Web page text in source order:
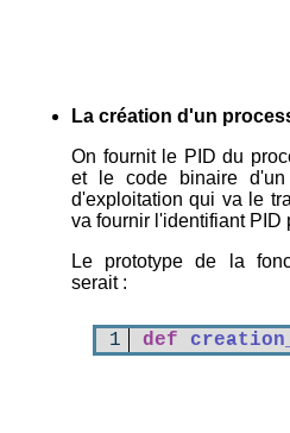
La création d'un
On fournit le PID du
et le code binaire d'un
d'exploitation qui va le
va fournir l'identifiant PID
Le prototype de la
serait :
1 def